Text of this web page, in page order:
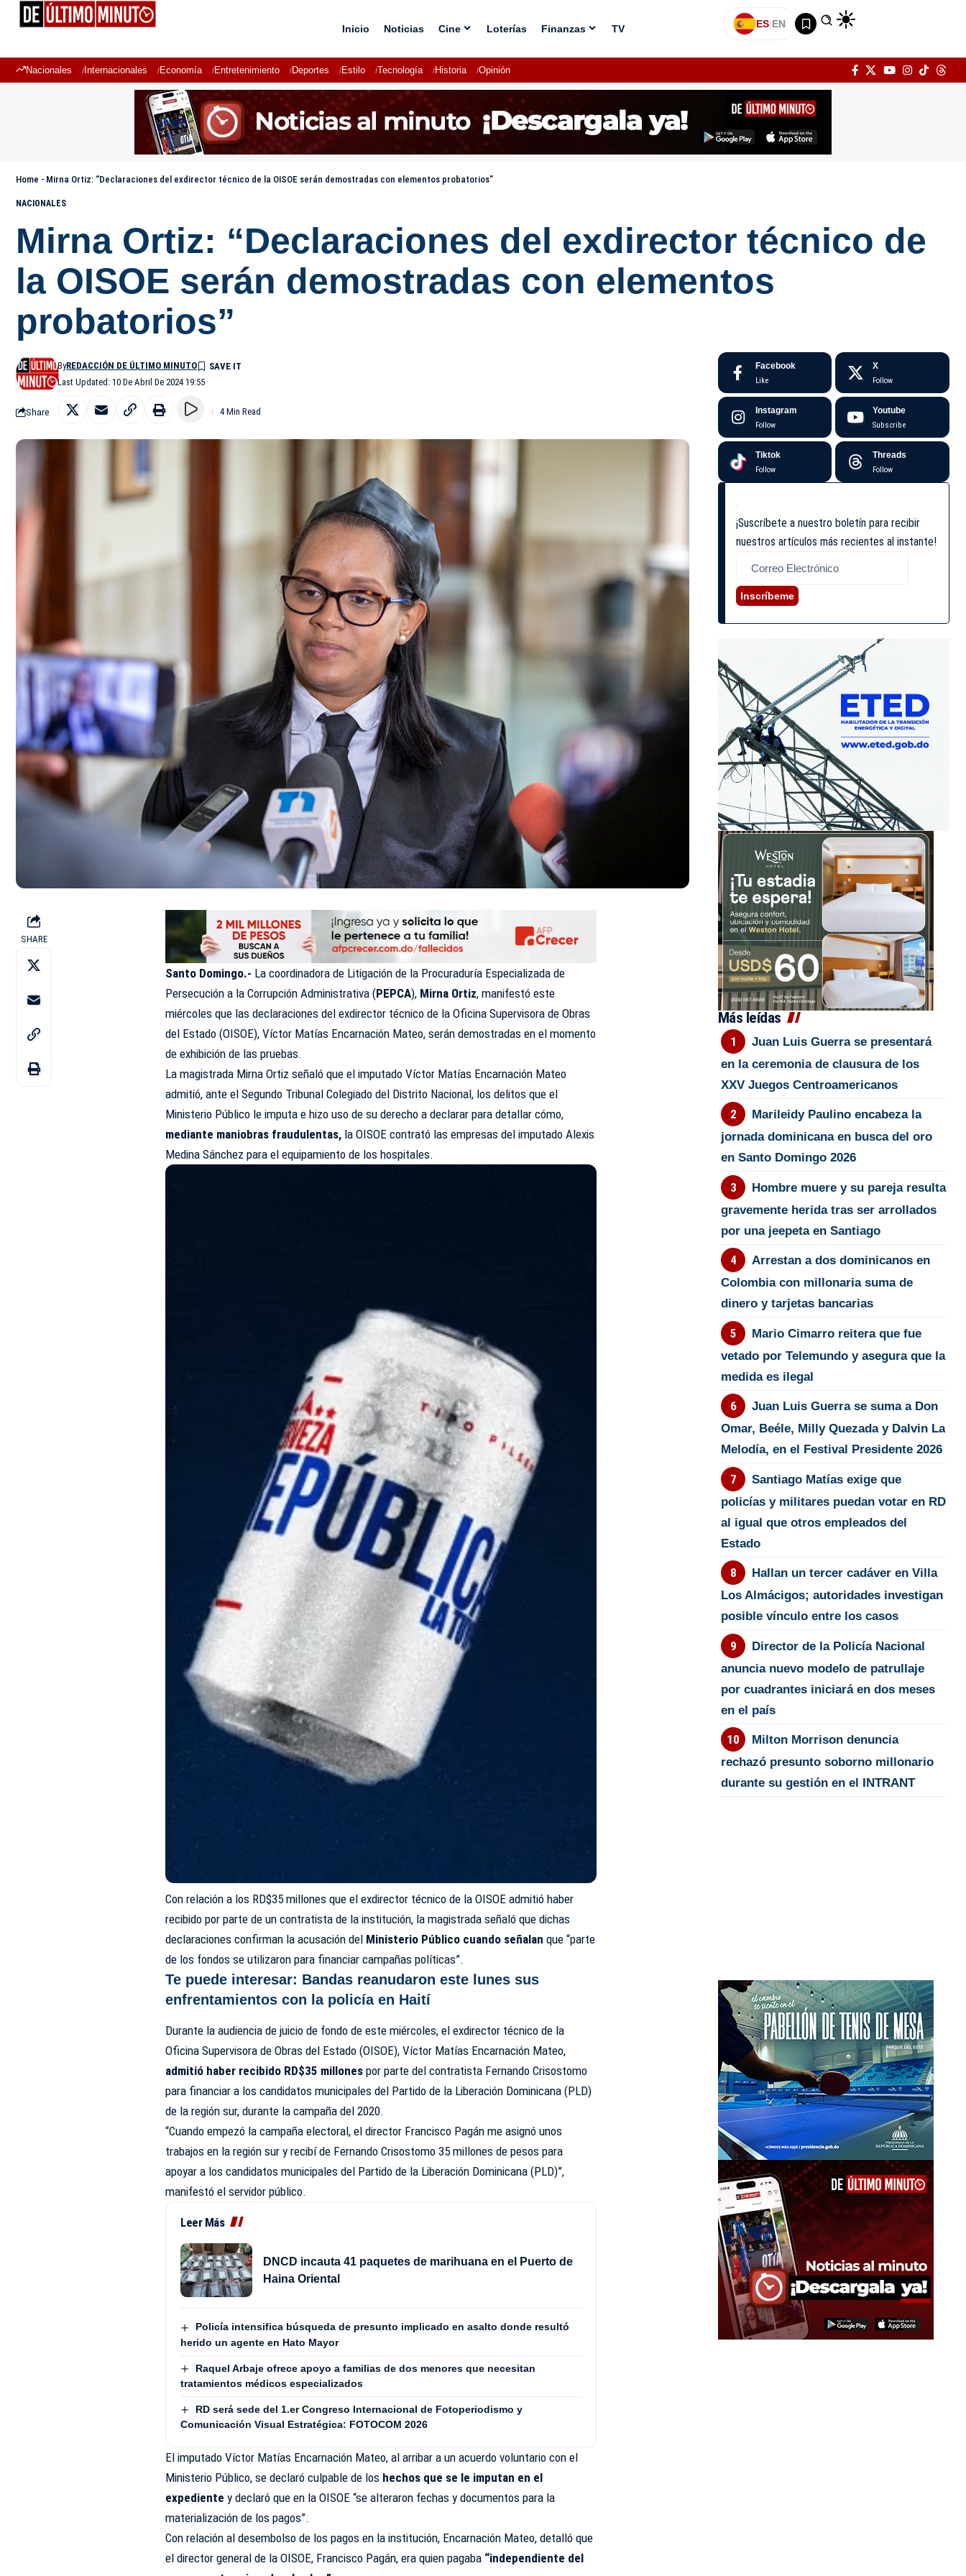
Inicio Noticias Cine Loterías Finanzas TV ES|EN
Nacionales Internacionales Economía Entretenimiento Deportes Estilo Tecnología Historia Opinión
Home - Mirna Ortiz: “Declaraciones del exdirector técnico de la OISOE serán demostradas con elementos probatorios”
NACIONALES
Mirna Ortiz: “Declaraciones del exdirector técnico de
la OISOE serán demostradas con elementos
probatorios”
Last Updated: 10 De Abril De 2024 19:55
ByREDACCIÓN DE ÚLTIMO MINUTO
Share 4 Min Read
SHARE
Santo Domingo.- La coordinadora de Litigación de la Procuraduría Especializada de
Persecución a la Corrupción Administrativa (PEPCA), Mirna Ortiz, manifestó este
miércoles que las declaraciones del exdirector técnico de la Oficina Supervisora de Obras
del Estado (OISOE), Víctor Matías Encarnación Mateo, serán demostradas en el momento
de exhibición de las pruebas.
La magistrada Mirna Ortiz señaló que el imputado Víctor Matías Encarnación Mateo
admitió, ante el Segundo Tribunal Colegiado del Distrito Nacional, los delitos que el
Ministerio Público le imputa e hizo uso de su derecho a declarar para detallar cómo,
mediante maniobras fraudulentas, la OISOE contrató las empresas del imputado Alexis
Medina Sánchez para el equipamiento de los hospitales.
Con relación a los RD$35 millones que el exdirector técnico de la OISOE admitió haber
recibido por parte de un contratista de la institución, la magistrada señaló que dichas
declaraciones confirman la acusación del Ministerio Público cuando señalan que “parte
de los fondos se utilizaron para financiar campañas políticas”.
Te puede interesar: Bandas reanudaron este lunes sus
enfrentamientos con la policía en Haití
Durante la audiencia de juicio de fondo de este miércoles, el exdirector técnico de la
Oficina Supervisora de Obras del Estado (OISOE), Víctor Matías Encarnación Mateo,
admitió haber recibido RD$35 millones por parte del contratista Fernando Crisostomo
para financiar a los candidatos municipales del Partido de la Liberación Dominicana (PLD)
de la región sur, durante la campaña del 2020.
“Cuando empezó la campaña electoral, el director Francisco Pagán me asignó unos
trabajos en la región sur y recibí de Fernando Crisostomo 35 millones de pesos para
apoyar a los candidatos municipales del Partido de la Liberación Dominicana (PLD)”,
manifestó el servidor público.
Leer Más
DNCD incauta 41 paquetes de marihuana en el Puerto de
Haina Oriental
Policía intensifica búsqueda de presunto implicado en asalto donde resultó
herido un agente en Hato Mayor
Raquel Arbaje ofrece apoyo a familias de dos menores que necesitan
tratamientos médicos especializados
RD será sede del 1.er Congreso Internacional de Fotoperiodismo y
Comunicación Visual Estratégica: FOTOCOM 2026
El imputado Víctor Matías Encarnación Mateo, al arribar a un acuerdo voluntario con el
Ministerio Público, se declaró culpable de los hechos que se le imputan en el
expediente y declaró que en la OISOE “se alteraron fechas y documentos para la
materialización de los pagos”.
Con relación al desembolso de los pagos en la institución, Encarnación Mateo, detalló que
el director general de la OISOE, Francisco Pagán, era quien pagaba “independiente del
Facebook
Like
X
Follow
Instagram
Follow
Youtube
Subscribe
Tiktok
Follow
Threads
Follow
¡Suscríbete a nuestro boletín para recibir
nuestros artículos más recientes al instante!
Inscríbeme
Más leídas
Juan Luis Guerra se presentará
en la ceremonia de clausura de los
XXV Juegos Centroamericanos
Marileidy Paulino encabeza la
jornada dominicana en busca del oro
en Santo Domingo 2026
Hombre muere y su pareja resulta
gravemente herida tras ser arrollados
por una jeepeta en Santiago
Arrestan a dos dominicanos en
Colombia con millonaria suma de
dinero y tarjetas bancarias
Mario Cimarro reitera que fue
vetado por Telemundo y asegura que la
medida es ilegal
Juan Luis Guerra se suma a Don
Omar, Beéle, Milly Quezada y Dalvin La
Melodía, en el Festival Presidente 2026
Santiago Matías exige que
policías y militares puedan votar en RD
al igual que otros empleados del
Estado
Hallan un tercer cadáver en Villa
Los Almácigos; autoridades investigan
posible vínculo entre los casos
Director de la Policía Nacional
anuncia nuevo modelo de patrullaje
por cuadrantes iniciará en dos meses
en el país
Milton Morrison denuncia
rechazó presunto soborno millonario
durante su gestión en el INTRANT